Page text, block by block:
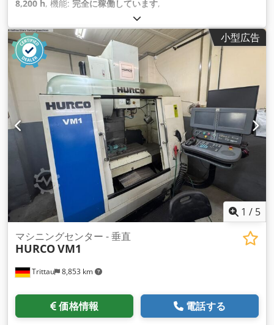
8,200 h, 機能: 完全に稼働しています,
小型広告
1 / 5
Trittau 8,853 km
マシニングセンター - 垂直
HURCOVM1
価格情報 電話する